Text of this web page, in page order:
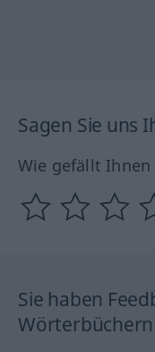
Sagen Sie uns
Wie gefällt
Sie haben